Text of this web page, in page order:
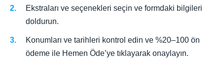
Ekstraları ve seçenekleri seçin ve formdaki bilgileri
doldurun.
Konumları ve tarihleri kontrol edin ve %20–100 ön
ödeme ile Hemen Öde’ye tıklayarak onaylayın.